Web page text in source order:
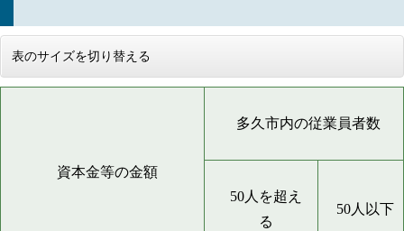
表のサイズを切り替える
資本金等の金額
多久市内の従業員者数
50人を超え
る
50人以下